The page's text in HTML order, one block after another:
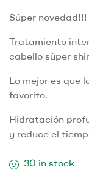
Súper novedad!!!
Tratamiento
cabello súper
Lo mejor es que
favorito.
Hidratación
y reduce el
30 in stock